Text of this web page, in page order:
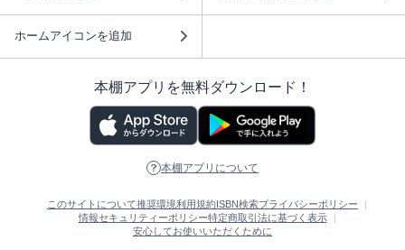
ホームアイコンを追加
本棚アプリを無料ダウンロード！
本棚アプリについて
このサイトについて推奨環境利用規約ISBN検索プライバシーポリシー
情報セキュリティーポリシー特定商取引法に基づく表示
安心してお使いいただくために